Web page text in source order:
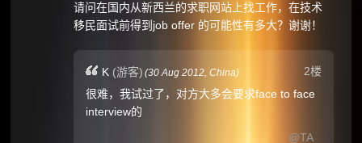
请问在国内从新西兰的求职网站上找工作，在技术
移民面试前得到job offer 的可能性有多大？谢谢！
2楼
K (游客) (30 Aug 2012,China)
很难，我试过了，对方大多会要求face to face
interview的
@TA